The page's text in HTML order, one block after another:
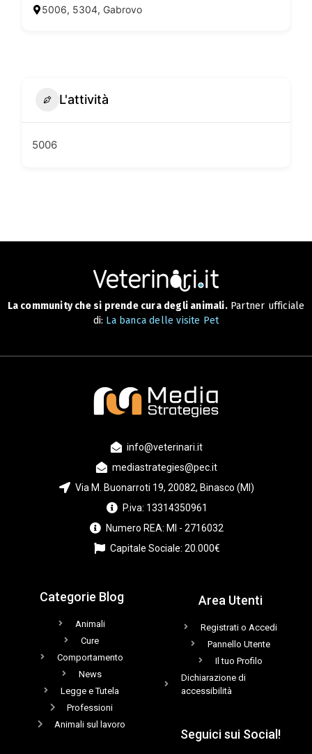
5006, 5304, Gabrovo
L'attività
5006
La community che si prende cura degli animali.Partner ufficiale
di: La banca delle visite Pet
info@veterinari.it
mediastrategies@pec.it
Via M. Buonarroti 19, 20082, Binasco (MI)
P.iva: 13314350961
Numero REA: MI - 2716032
Capitale Sociale: 20.000€
Categorie Blog
Animali
Cure
Comportamento
News
Legge e Tutela
Professioni
Animali sul lavoro
Area Utenti
Registrati o Accedi
Pannello Utente
Il tuo Profilo
Dichiarazione di
accessibilità
Seguici sui Social!